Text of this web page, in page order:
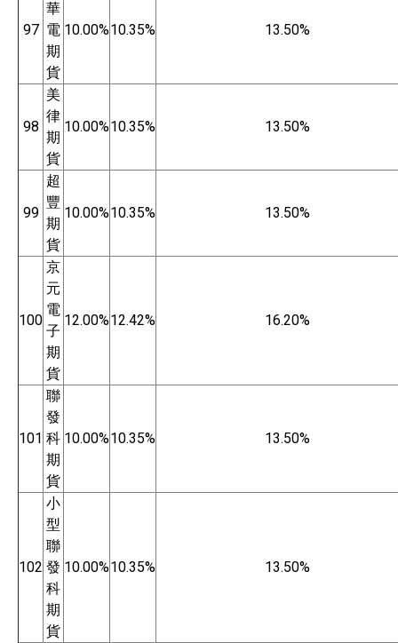
97
華
電
期
貨
10.00%10.35% 13.50%
98
美
律
期
貨
10.00%10.35% 13.50%
99
超
豐
期
貨
10.00%10.35% 13.50%
100
京
元
電
子
期
貨
12.00%12.42% 16.20%
101
聯
發
科
期
貨
10.00%10.35% 13.50%
102
小
型
聯
發
科
期
貨
10.00%10.35% 13.50%